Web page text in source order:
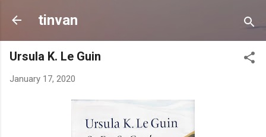
tinvan
Ursula K. Le Guin
January 17, 2020